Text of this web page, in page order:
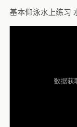
基本仰泳水上练习